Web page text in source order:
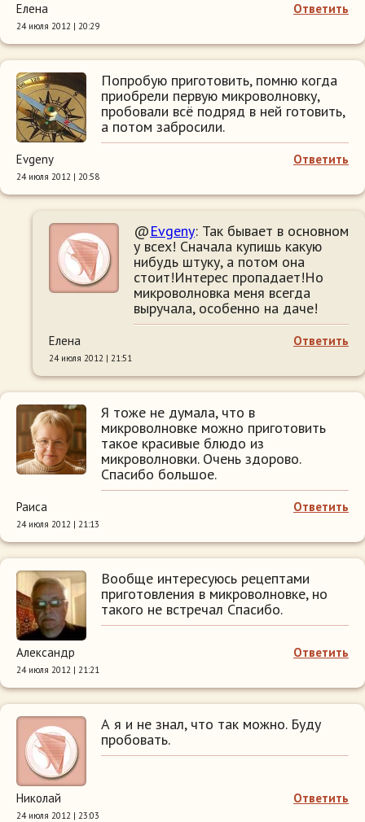
Ответить
Елена
24 июля 2012 | 20:29
Попробую приготовить, помню когда
приобрели первую микроволновку,
пробовали всё подряд в ней готовить,
а потом забросили.
Ответить
Evgeny
24 июля 2012 | 20:58
@Evgeny: Так бывает в основном
у всех! Сначала купишь какую
нибудь штуку, а потом она
стоит!Интерес пропадает!Но
микроволновка меня всегда
выручала, особенно на даче!
Ответить
Елена
24 июля 2012 | 21:51
Я тоже не думала, что в
микроволновке можно приготовить
такое красивые блюдо из
микроволновки. Очень здорово.
Спасибо большое.
Ответить
Раиса
24 июля 2012 | 21:13
Вообще интересуюсь рецептами
приготовления в микроволновке, но
такого не встречал Спасибо.
Ответить
Александр
24 июля 2012 | 21:21
А я и не знал, что так можно. Буду
пробовать.
Ответить
Николай
24 июля 2012 | 23:03